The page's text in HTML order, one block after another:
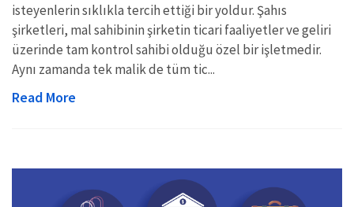
isteyenlerin sıklıkla tercih ettiği bir yoldur. Şahıs
şirketleri, mal sahibinin şirketin ticari faaliyetler ve geliri
üzerinde tam kontrol sahibi olduğu özel bir işletmedir.
Aynı zamanda tek malik de tüm tic...
Read More